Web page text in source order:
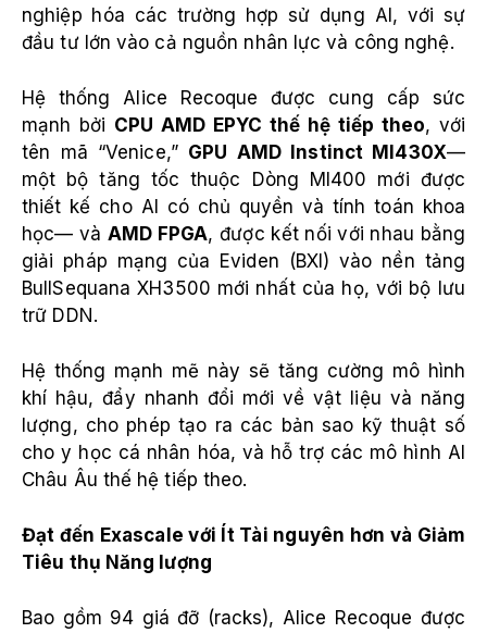
nghiệp hóa các trường hợp sử dụng AI, với sự
đầu tư lớn vào cả nguồn nhân lực và công nghệ.
Hệ thống Alice Recoque được cung cấp sức
mạnh bởi CPU AMD EPYC thế hệ tiếp theo, với
tên mã “Venice,” GPU AMD Instinct MI430X—
một bộ tăng tốc thuộc Dòng MI400 mới được
thiết kế cho AI có chủ quyền và tính toán khoa
học— vàAMD FPGA, được kết nối với nhau bằng
giải pháp mạng của Eviden (BXI) vào nền tảng
BullSequana XH3500 mới nhất của họ, với bộ lưu
trữ DDN.
Hệ thống mạnh mẽ này sẽ tăng cường mô hình
khí hậu, đẩy nhanh đổi mới về vật liệu và năng
lượng, cho phép tạo ra các bản sao kỹ thuật số
cho y học cá nhân hóa, và hỗ trợ các mô hình AI
Châu Âu thế hệ tiếp theo.
Đạt đến Exascale với Ít Tài nguyên hơn và Giảm
Tiêu thụ Năng lượng
Bao gồm 94 giá đỡ (racks), Alice Recoque được